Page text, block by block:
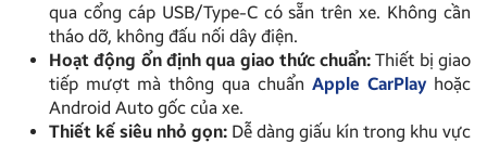
qua cổng cáp USB/Type-C có sẵn trên xe. Không cần
tháo dỡ, không đấu nối dây điện.
Hoạt động ổn định qua giao thức chuẩn: Thiết bị giao
tiếp mượt mà thông qua chuẩn Apple CarPlay hoặc
Android Auto gốc của xe.
Thiết kế siêu nhỏ gọn: Dễ dàng giấu kín trong khu vực